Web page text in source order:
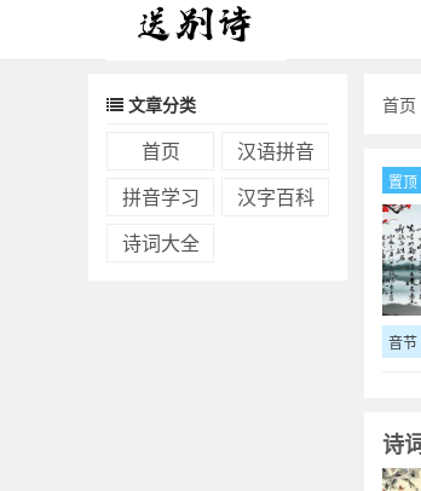
文章分类
首页
汉语拼音
拼音学习
汉字百科
诗词大全
首页
置顶
音节